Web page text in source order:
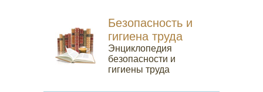
Безопасность и
гигиена труда
Энциклопедия
безопасности и
гигиены труда